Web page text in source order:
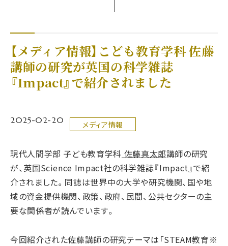
【メディア情報】こども教育学科 佐藤
講師の研究が英国の科学雑誌
『Impact』で紹介されました
2025-02-20 メディア情報
現代人間学部 子ども教育学科 佐藤真太郎講師の研究
が、英国Science Impact社の科学雑誌『Impact』で紹
介されました。同誌は世界中の大学や研究機関、国や地
域の資金提供機関、政策、政府、民間、公共セクターの主
要な関係者が読んでいます。
今回紹介された佐藤講師の研究テーマは「STEAM教育※